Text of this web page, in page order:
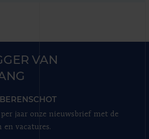
VAN
jaar onze nieuwsbrief met de
vacatures.